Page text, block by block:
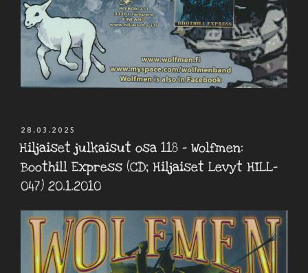
JULKAISTU
28.03.2025
Hiljaiset julkaisut osa 118 – Wolfmen:
Boothill Express (CD; Hiljaiset Levyt HILL-
047) 20.1.2010